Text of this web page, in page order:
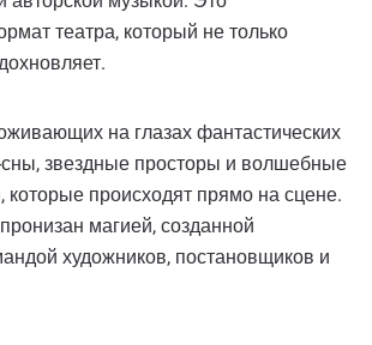
театра, который не только
на глазах фантастических
сны, звездные просторы и волшебные
которые происходят прямо на сцене.
магией, созданной
художников, постановщиков и